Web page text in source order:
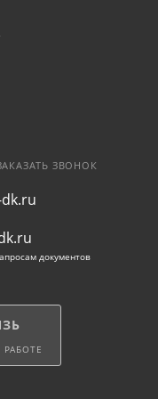
лучше купить
для забора.
ЗВОНОК
документов